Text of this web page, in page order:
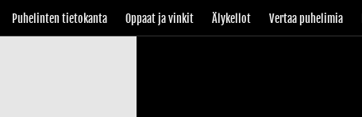
Puhelinten tietokanta Oppaat ja vinkit Älykellot Vertaa puhelimia